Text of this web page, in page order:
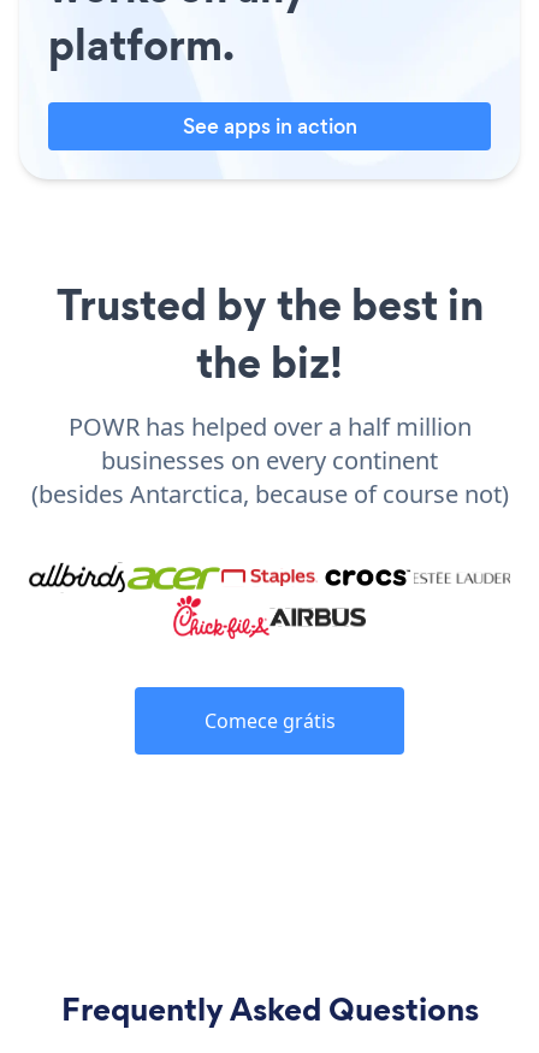
platform.
See apps in action
Trusted by the best in
the biz!
POWR has helped over a half million
businesses on every continent
(besides Antarctica, because of course not)
Comece grátis
Frequently Asked Questions